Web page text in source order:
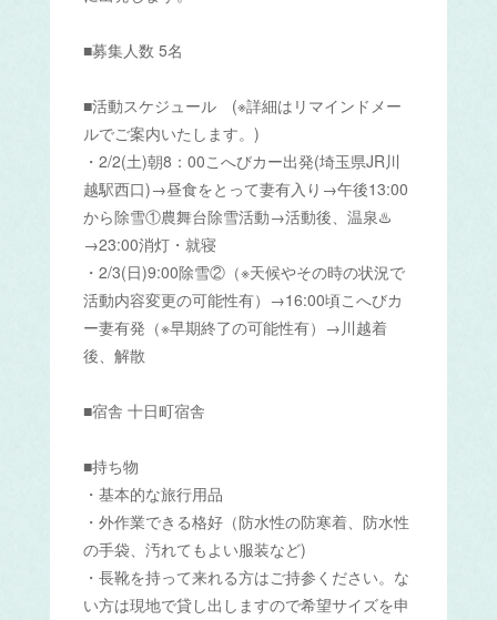
■募集人数 5名
■活動スケジュール (※詳細はリマインドメー
ルでご案内いたします。)
・2/2(土)朝8：00こへびカー出発(埼玉県JR川
越駅西口)→昼食をとって妻有入り→午後13:00
から除雪①農舞台除雪活動→活動後、温泉♨️
→23:00消灯・就寝
・2/3(日)9:00除雪②（※天候やその時の状況で
活動内容変更の可能性有）→16:00頃こへびカ
ー妻有発（※早期終了の可能性有）→川越着
後、解散
■宿舎 十日町宿舎
■持ち物
・基本的な旅行用品
・外作業できる格好（防水性の防寒着、防水性
の手袋、汚れてもよい服装など)
・長靴を持って来れる方はご持参ください。な
い方は現地で貸し出しますので希望サイズを申